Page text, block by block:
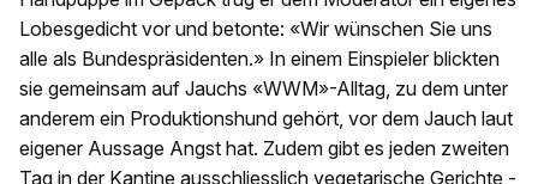
Lobesgedicht vor und betonte: «Wir wünschen Sie uns
alle als Bundespräsidenten.» In einem Einspieler blickten
sie gemeinsam auf Jauchs «WWM»-Alltag, zu dem unter
anderem ein Produktionshund gehört, vor dem Jauch laut
eigener Aussage Angst hat. Zudem gibt es jeden zweiten
Tag in der Kantine ausschliesslich vegetarische Gerichte -